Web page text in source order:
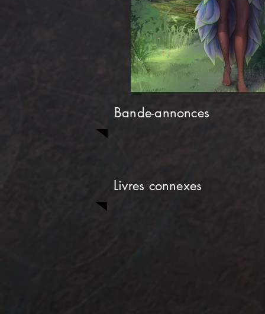
Bande-annonces
Livres connexes